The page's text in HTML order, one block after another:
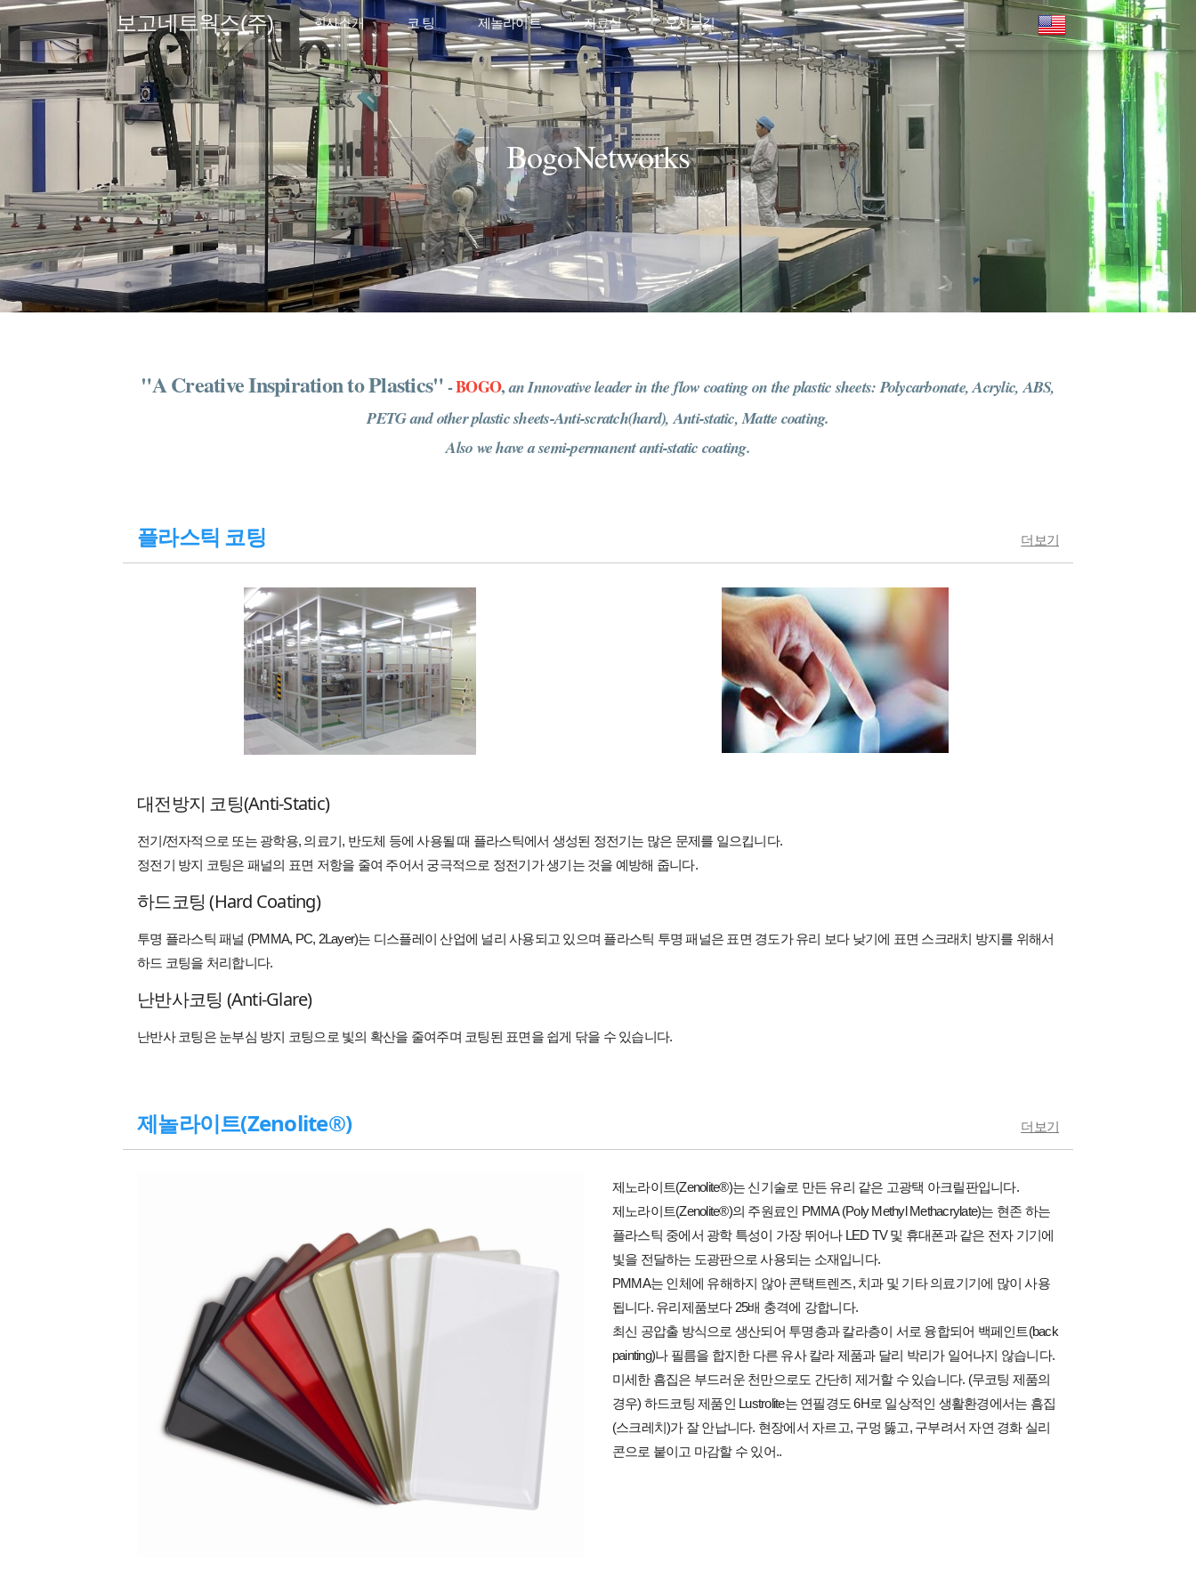
보고네트웍스(주) 회사소개 코 팅 제놀라이트 자료실 오시는길
BogoNetworks
"A Creative Inspiration to Plastics"-BOGO,an Innovative leader in the flow coating on the plastic sheets: Polycarbonate, Acrylic, ABS,
PETG and other plastic sheets-Anti-scratch(hard), Anti-static, Matte coating.
Also we have a semi-permanent anti-static coating.
플라스틱 코팅 더보기
대전방지 코팅(Anti-Static)
전기/전자적으로 또는 광학용, 의료기, 반도체 등에 사용될 때 플라스틱에서 생성된 정전기는 많은 문제를 일으킵니다.
정전기 방지 코팅은 패널의 표면 저항을 줄여 주어서 궁극적으로 정전기가 생기는 것을 예방해 줍니다.
하드코팅 (Hard Coating)
투명 플라스틱 패널 (PMMA, PC, 2Layer)는 디스플레이 산업에 널리 사용되고 있으며 플라스틱 투명 패널은 표면 경도가 유리 보다 낮기에 표면 스크래치 방지를 위해서
하드 코팅을 처리합니다.
난반사코팅 (Anti-Glare)
난반사 코팅은 눈부심 방지 코팅으로 빛의 확산을 줄여주며 코팅된 표면을 쉽게 닦을 수 있습니다.
제놀라이트(Zenolite®) 더보기
제노라이트(Zenolite®)는 신기술로 만든 유리 같은 고광택 아크릴판입니다.
제노라이트(Zenolite®)의 주원료인 PMMA (Poly Methyl Methacrylate)는 현존 하는
플라스틱 중에서 광학 특성이 가장 뛰어나 LED TV 및 휴대폰과 같은 전자 기기에
빛을 전달하는 도광판으로 사용되는 소재입니다.
PMMA는 인체에 유해하지 않아 콘택트렌즈, 치과 및 기타 의료기기에 많이 사용
됩니다. 유리제품보다 25배 충격에 강합니다.
최신 공압출 방식으로 생산되어 투명층과 칼라층이 서로 융합되어 백페인트(back
painting)나 필름을 합지한 다른 유사 칼라 제품과 달리 박리가 일어나지 않습니다.
미세한 흠집은 부드러운 천만으로도 간단히 제거할 수 있습니다. (무코팅 제품의
경우) 하드코팅 제품인 Lustrolite는 연필경도 6H로 일상적인 생활환경에서는 흠집
(스크레치)가 잘 안납니다. 현장에서 자르고, 구멍 뚫고, 구부려서 자연 경화 실리
콘으로 붙이고 마감할 수 있어..